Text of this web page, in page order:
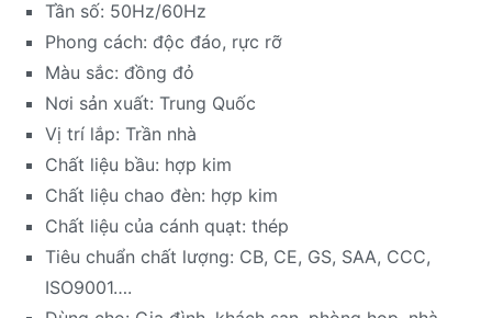
Tần số: 50Hz/60Hz
Phong cách: độc đáo, rực rỡ
Màu sắc: đồng đỏ
Nơi sản xuất: Trung Quốc
Vị trí lắp: Trần nhà
Chất liệu bầu: hợp kim
Chất liệu chao đèn: hợp kim
Chất liệu của cánh quạt: thép
Tiêu chuẩn chất lượng: CB, CE, GS, SAA, CCC,
ISO9001….